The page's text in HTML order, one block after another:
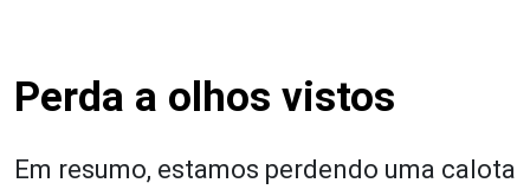
Perda a olhos vistos
Em resumo, estamos perdendo uma calota